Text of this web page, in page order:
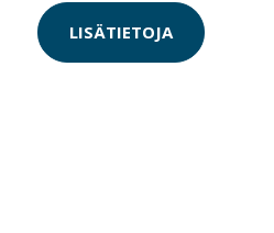
LISÄTIETOJA